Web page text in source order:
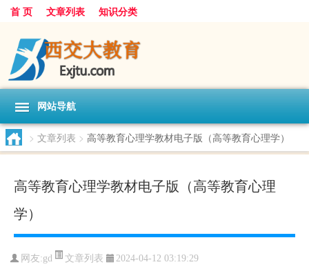
首 页 文章列表 知识分类
网站导航
> 文章列表 > 高等教育心理学教材电子版（高等教育心理学）
高等教育心理学教材电子版（高等教育心理
学）
网友:gd 文章列表 2024-04-12 03:19:29